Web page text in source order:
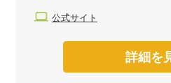
公式サイト
詳細を